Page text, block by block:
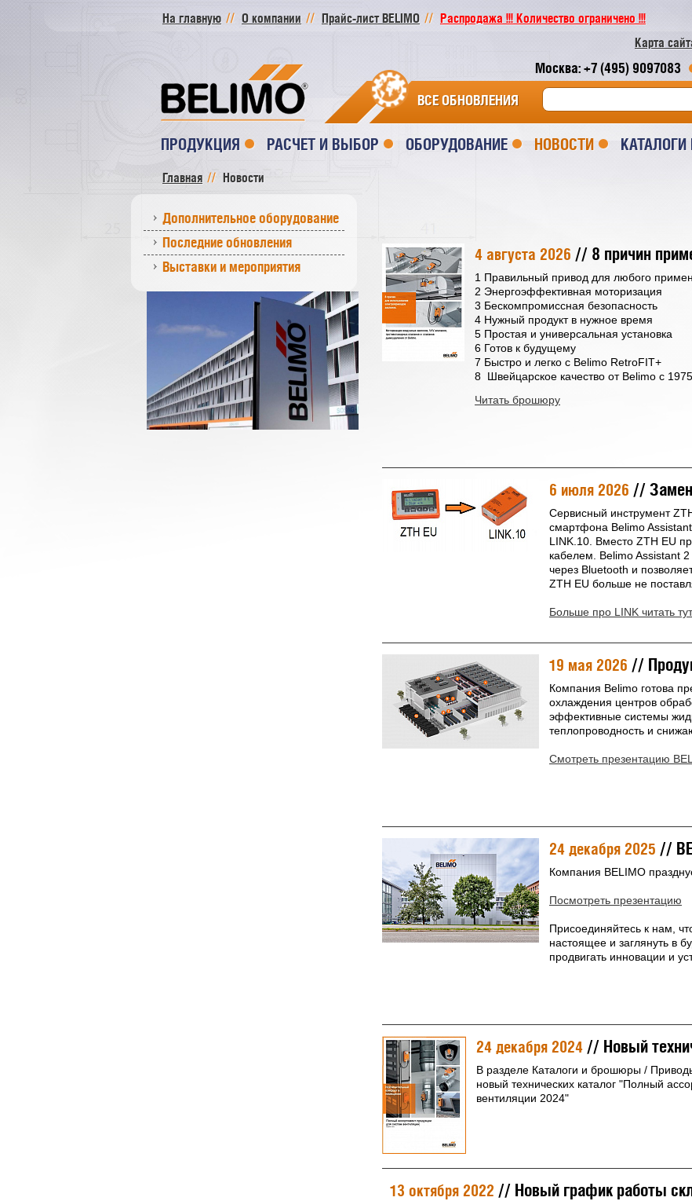
На главную О компании Прайс-лист BELIMO
Распродажа !!! Количество ограничено !!!
Карта
Москва: +7 (495) 9097083
ВСЕ ОБНОВЛЕНИЯ
ПРОДУКЦИЯ РАСЧЕТ И ВЫБОР ОБОРУДОВАНИЕ НОВОСТИ
Главная Новости
Дополнительное оборудование
Последние обновления
Выставки и мероприятия
4 августа 2026 // 8 причин
1 Правильный привод для любого
2 Энергоэффективная моторизация
3 Бескомпромиссная безопасность
4 Нужный продукт в нужное время
5 Простая и универсальная установка
6 Готов к будущему
7 Быстро и легко с Belimo RetroFIT+
8 Швейцарское качество от Belimo с 1975
Читать брошюру
6 июля 2026 //
Сервисный инструмент
смартфона Belimo
LINK.10. Вместо ZTH EU
кабелем. Belimo Assistant
через Bluetooth и
ZTH EU больше не
Больше про LINK читать тут
19 мая 2026 //
Компания Belimo готова
охлаждения центров
эффективные системы
теплопроводность и
Смотреть презентацию
24 декабря 2025 //
Компания BELIMO
Посмотреть презентацию
Присоединяйтесь к нам,
настоящее и заглянуть в
продвигать инновации и
24 декабря 2024 // Новый
В разделе Каталоги и брошюры /
новый технических каталог "Полный
вентиляции 2024"
13 октября 2022 // Новый график работы